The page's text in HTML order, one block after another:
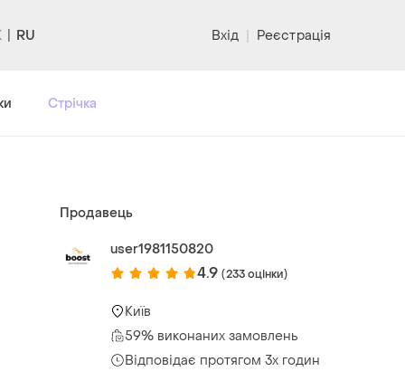
RU Вхід | Реєстрація
Стрічка
Продавець
user1981150820
4.9 (233 оцінки)
Київ
59% виконаних замовлень
Відповідає протягом 3х годин